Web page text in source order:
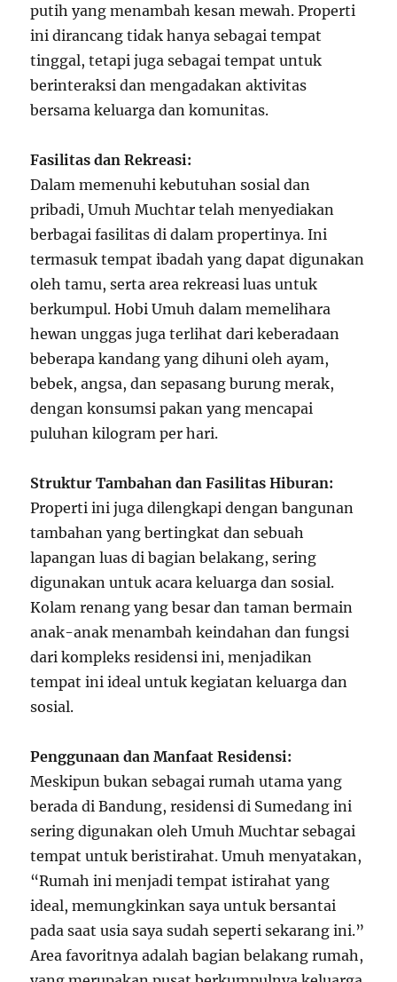
putih yang menambah kesan mewah. Properti
ini dirancang tidak hanya sebagai tempat
tinggal, tetapi juga sebagai tempat untuk
berinteraksi dan mengadakan aktivitas
bersama keluarga dan komunitas.
Fasilitas dan Rekreasi:
Dalam memenuhi kebutuhan sosial dan
pribadi, Umuh Muchtar telah menyediakan
berbagai fasilitas di dalam propertinya. Ini
termasuk tempat ibadah yang dapat digunakan
oleh tamu, serta area rekreasi luas untuk
berkumpul. Hobi Umuh dalam memelihara
hewan unggas juga terlihat dari keberadaan
beberapa kandang yang dihuni oleh ayam,
bebek, angsa, dan sepasang burung merak,
dengan konsumsi pakan yang mencapai
puluhan kilogram per hari.
Struktur Tambahan dan Fasilitas Hiburan:
Properti ini juga dilengkapi dengan bangunan
tambahan yang bertingkat dan sebuah
lapangan luas di bagian belakang, sering
digunakan untuk acara keluarga dan sosial.
Kolam renang yang besar dan taman bermain
anak-anak menambah keindahan dan fungsi
dari kompleks residensi ini, menjadikan
tempat ini ideal untuk kegiatan keluarga dan
sosial.
Penggunaan dan Manfaat Residensi:
Meskipun bukan sebagai rumah utama yang
berada di Bandung, residensi di Sumedang ini
sering digunakan oleh Umuh Muchtar sebagai
tempat untuk beristirahat. Umuh menyatakan,
“Rumah ini menjadi tempat istirahat yang
ideal, memungkinkan saya untuk bersantai
pada saat usia saya sudah seperti sekarang ini.”
Area favoritnya adalah bagian belakang rumah,